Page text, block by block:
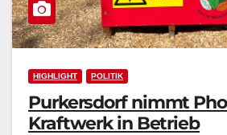
HIGHLIGHT POLITIK
Purkersdorf nimmt
Kraftwerk in Betrieb